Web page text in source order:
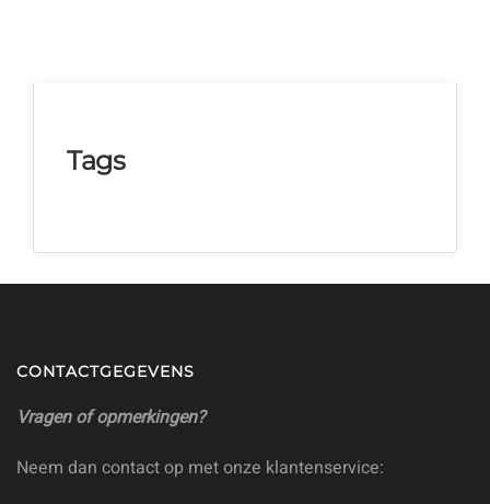
Tags
CONTACTGEGEVENS
Vragen of opmerkingen?
Neem dan contact op met onze klantenservice: